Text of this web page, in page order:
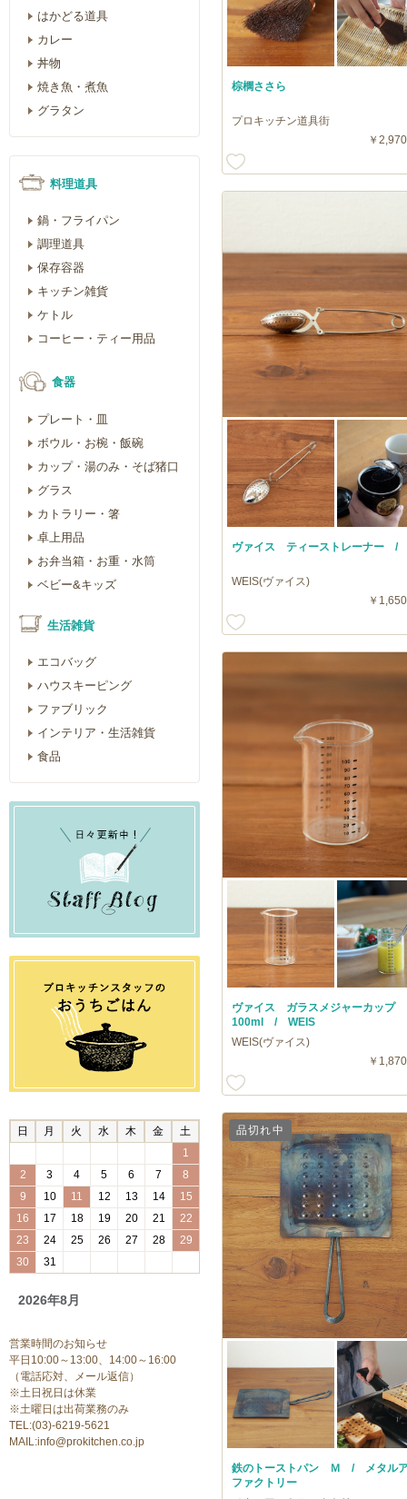
棕櫚ささら
プロキッチン道具街
￥
ヴァイス ティーストレーナー /
WEIS(ヴァイス)
￥
ヴァイス ガラスメジャーカップ
100ml / WEIS
WEIS(ヴァイス)
￥
鉄のトーストパン Ｍ / メタル
ファクトリー
品切れ中
はかどる道具
カレー
丼物
焼き魚・煮魚
グラタン
料理道具
鍋・フライパン
調理道具
保存容器
キッチン雑貨
ケトル
コーヒー・ティー用品
食器
プレート・皿
ボウル・お椀・飯碗
カップ・湯のみ・そば猪口
グラス
カトラリー・箸
卓上用品
お弁当箱・お重・水筒
ベビー&キッズ
生活雑貨
エコバッグ
ハウスキーピング
ファブリック
インテリア・生活雑貨
食品
2026年8月
日 月 火 水 木 金
土
1
2
3 4 5 6 7
8
9
10 11 12 13 14
15
16
17 18 19 20 21
22
23
24 25 26 27 28
29
30
31
営業時間のお知らせ
平日10:00～13:00、14:00～16:00
（電話応対、メール返信）
※土日祝日は休業
※土曜日は出荷業務のみ
TEL:(03)-6219-5621
MAIL:info@prokitchen.co.jp